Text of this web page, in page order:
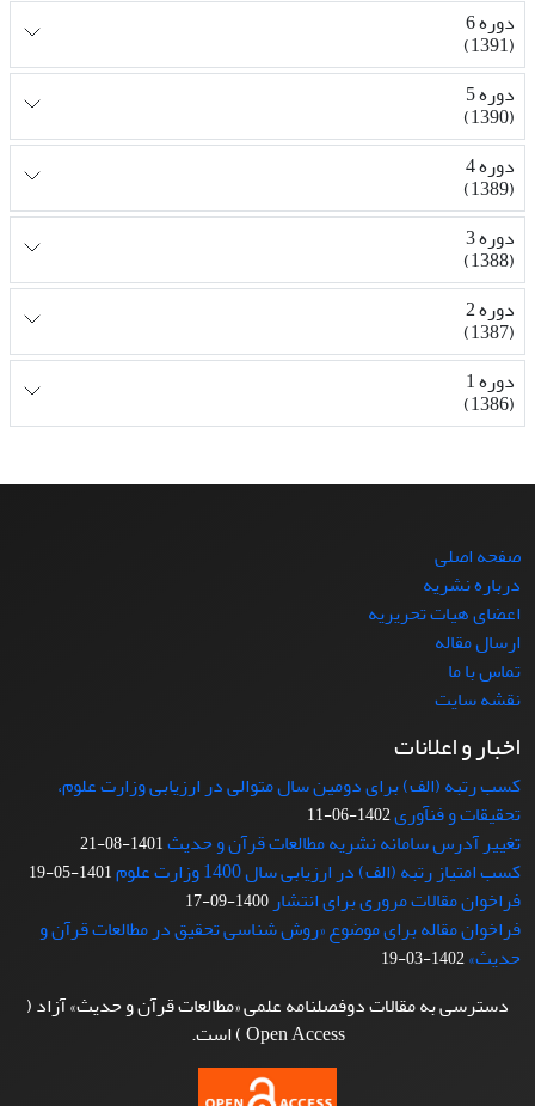
دوره 6
(1391)
دوره 5
(1390)
دوره 4
(1389)
دوره 3
(1388)
دوره 2
(1387)
دوره 1
(1386)
صفحه اصلی
درباره نشریه
اعضای هیات تحریریه
ارسال مقاله
تماس با ما
نقشه سایت
اخبار و اعلانات
کسب رتبه (الف) برای دومین سال متوالی در ارزیابی وزارت علوم،
تحقیقات و فنآوری1402-06-11
تغییر آدرس سامانه نشریه مطالعات قرآن و حدیث1401-08-21
کسب امتیاز رتبه (الف) در ارزیابی سال 1400 وزارت علوم 1401-05-19
فراخوان مقالات مروری برای انتشار 1400-09-17
فراخوان مقاله برای موضوع «روش شناسی تحقیق در مطالعات قرآن و
حدیث»1402-03-19
دسترسی به مقالات دوفصلنامه علمی «مطالعات قرآن و حدیث» آزاد (
Open Access ) است.